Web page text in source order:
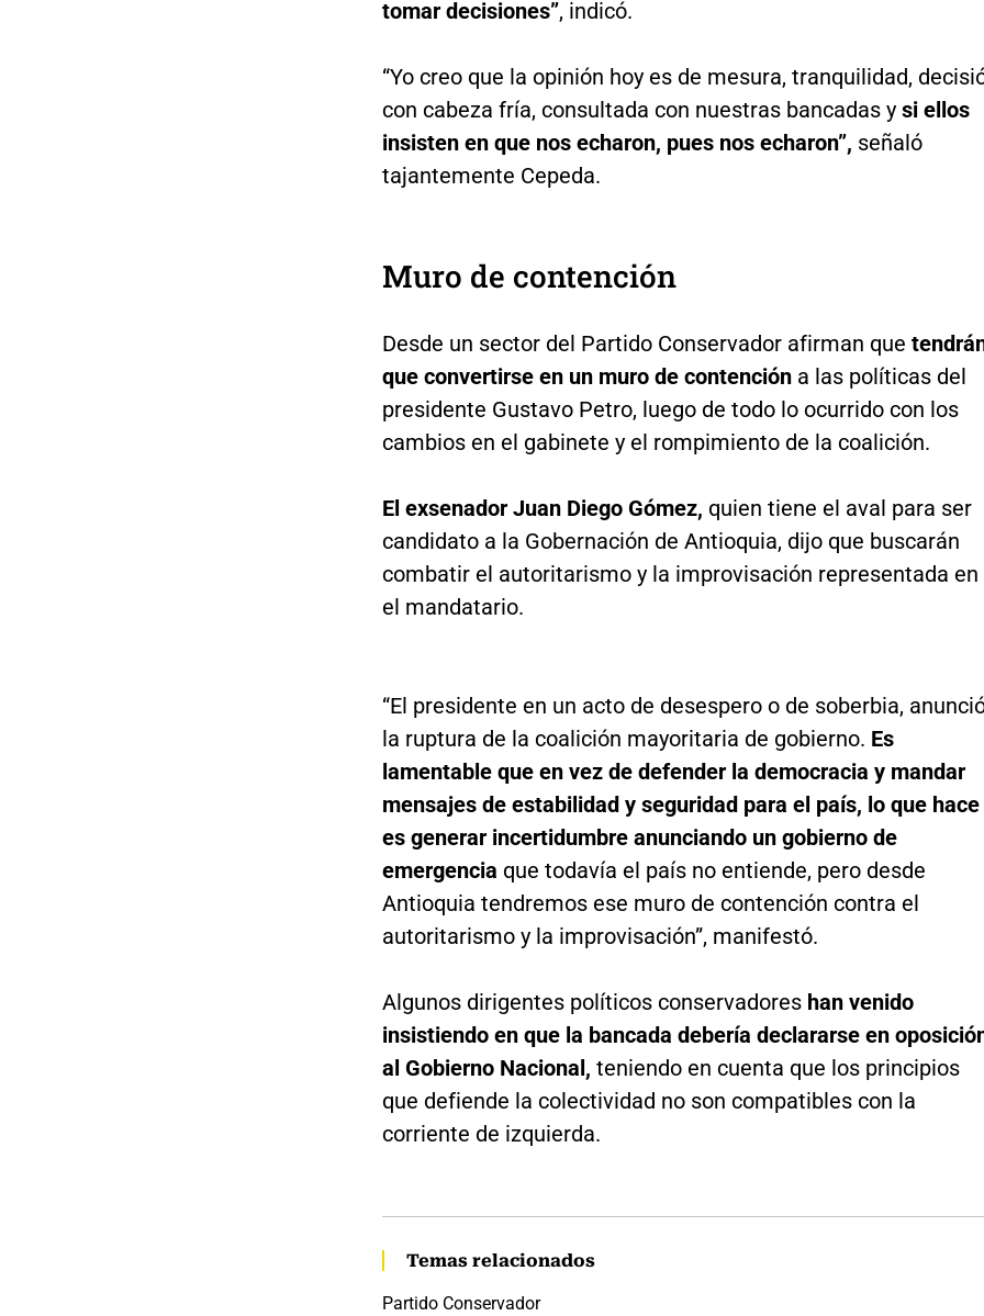
tomar decisiones”, indicó.
“Yo creo que la opinión hoy es de mesura, tranquilidad,
con cabeza fría, consultada con nuestras bancadas y si ellos
insisten en que nos echaron, pues nos echaron”, señaló
tajantemente Cepeda.
Muro de contención
Desde un sector del Partido Conservador afirman que
que convertirse en un muro de contencióna las políticas del
presidente Gustavo Petro, luego de todo lo ocurrido con los
cambios en el gabinete y el rompimiento de la coalición.
El exsenador Juan Diego Gómez, quien tiene el aval para ser
candidato a la Gobernación de Antioquia, dijo que buscarán
combatir el autoritarismo y la improvisación representada en
el mandatario.
“El presidente en un acto de desespero o de soberbia,
la ruptura de la coalición mayoritaria de gobierno. Es
lamentable que en vez de defender la democracia y mandar
mensajes de estabilidad y seguridad para el país, lo que hace
es generar incertidumbre anunciando un gobierno de
emergencia que todavía el país no entiende, pero desde
Antioquia tendremos ese muro de contención contra el
autoritarismo y la improvisación”, manifestó.
Algunos dirigentes políticos conservadoreshan venido
insistiendo en que la bancada debería declararse en
al Gobierno Nacional, teniendo en cuenta que los principios
que defiende la colectividad no son compatibles con la
corriente de izquierda.
Temas relacionados
Partido Conservador